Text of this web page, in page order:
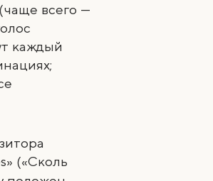
всего —
каждый
(«Сколь